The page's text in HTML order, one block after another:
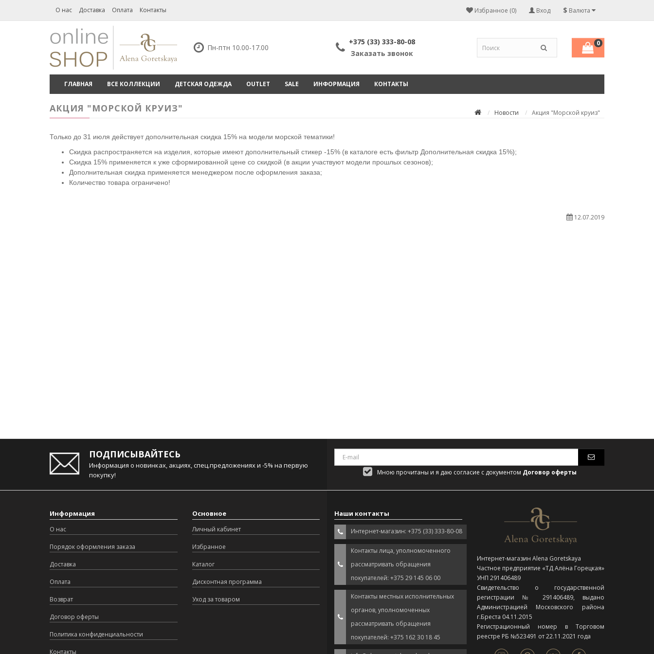
О нас Доставка Оплата Контакты $ Валюта
Вход
Избранное (0)
Пн-птн 10.00-17.00
+375 (33) 333-80-08
Заказать звонок
0
ГЛАВНАЯ ВСЕ КОЛЛЕКЦИИ ДЕТСКАЯ ОДЕЖДА OUTLET SALE ИНФОРМАЦИЯ КОНТАКТЫ
Новости Акция "Морской круиз"
АКЦИЯ "МОРСКОЙ КРУИЗ"
Только до 31 июля действует дополнительная скидка 15% на модели морской тематики!
Скидка распространяется на изделия, которые имеют дополнительный стикер -15% (в каталоге есть фильтр Дополнительная скидка 15%);
Скидка 15% применяется к уже сформированной цене со скидкой (в акции участвуют модели прошлых сезонов);
Дополнительная скидка применяется менеджером после оформления заказа;
Количество товара ограничено!
12.07.2019
ПОДПИСЫВАЙТЕСЬ
Информация о новинках, акциях, спец.предложениях и -5% на первую
покупку!
Мною прочитаны и я даю согласие с документом Договор оферты
Информация
О нас
Порядок оформления заказа
Доставка
Оплата
Возврат
Договор оферты
Политика конфиденциальности
Контакты
Основное
Личный кабинет
Избранное
Каталог
Дисконтная программа
Уход за товаром
Наши контакты
Интернет-магазин: +375 (33) 333-80-08
Контакты лица, уполномоченного
рассматривать обращения
покупателей: +375 29 145 06 00
Контакты местных исполнительных
органов, уполномоченных
рассматривать обращения
покупателей: +375 162 30 18 45
Интернет-магазин Alena Goretskaya
Частное предприятие «ТД Алёна Горецкая»
УНП 291406489
Свидетельство о государственной
регистрации № 291406489, выдано
Администрацией Московского района
г.Бреста 04.11.2015
Регистрационный номер в Торговом
реестре РБ №523491 от 22.11.2021 года